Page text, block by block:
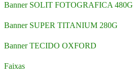
Banner SOLIT FOTOGRAFICA 480G
Banner SUPER TITANIUM 280G
Banner TECIDO OXFORD
Faixas